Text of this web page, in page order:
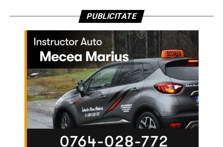
PUBLICITATE